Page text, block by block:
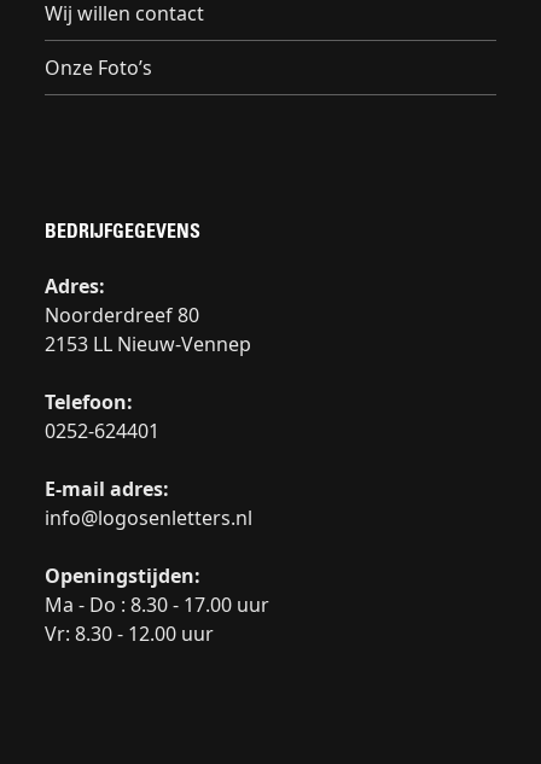
Wij willen contact
Onze Foto’s
BEDRIJFGEGEVENS
Adres:
Noorderdreef 80
2153 LL Nieuw-Vennep
Telefoon:
0252-624401
E-mail adres:
info@logosenletters.nl
Openingstijden:
Ma - Do : 8.30 - 17.00 uur
Vr: 8.30 - 12.00 uur